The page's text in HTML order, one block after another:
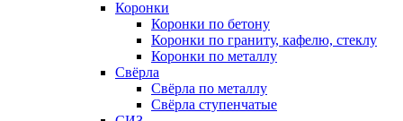
Коронки
Коронки по бетону
Коронки по граниту, кафелю, стеклу
Коронки по металлу
Свёрла
Свёрла по металлу
Свёрла ступенчатые